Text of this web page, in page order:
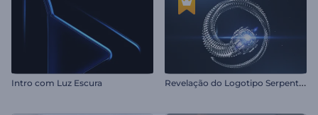
Intro com Luz Escura R
evelação do Logotipo Serpente Hi-Tech